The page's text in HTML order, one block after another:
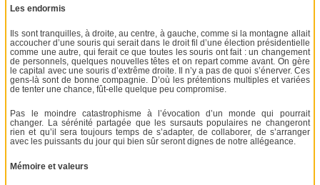
Les endormis
Ils sont tranquilles, à droite, au centre, à gauche, comme si la montagne allait
accoucher d’une souris qui serait dans le droit fil d’une élection présidentielle
comme une autre, qui ferait ce que toutes les souris ont fait : un changement
de personnels, quelques nouvelles têtes et on repart comme avant. On gère
le capital avec une souris d’extrême droite. Il n’y a pas de quoi s’énerver. Ces
gens-là sont de bonne compagnie. D’où les prétentions multiples et variées
de tenter une chance, fût-elle quelque peu compromise.
Pas le moindre catastrophisme à l’évocation d’un monde qui pourrait
changer. La sérénité partagée que les sursauts populaires ne changeront
rien et qu’il sera toujours temps de s’adapter, de collaborer, de s’arranger
avec les puissants du jour qui bien sûr seront dignes de notre allégeance.
Mémoire et valeurs